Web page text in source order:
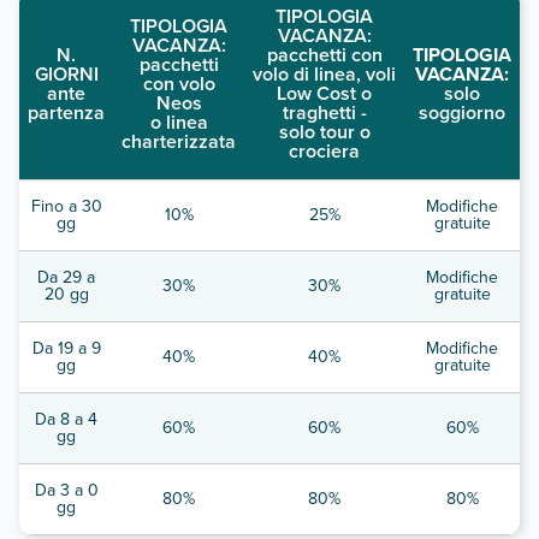
N.
GIORNI
ante
partenza
TIPOLOGIA
VACANZA:
pacchetti
con volo
Neos
o linea
charterizzata
TIPOLOGIA
VACANZA:
pacchetti con
volo di linea, voli
Low Cost o
traghetti -
solo tour o
crociera
TIPOLOGIA
VACANZA:
solo
soggiorno
Fino a 30
gg 10% 25% Modifiche
gratuite
Da 29 a
20 gg 30% 30% Modifiche
gratuite
Da 19 a 9
gg 40% 40% Modifiche
gratuite
Da 8 a 4
gg 60% 60% 60%
Da 3 a 0
gg 80% 80% 80%